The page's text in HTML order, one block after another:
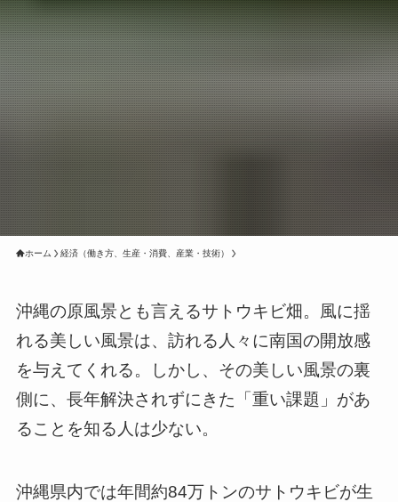
ホーム 経済（働き方、生産・消費、産業・技術）
沖縄の原風景とも言えるサトウキビ畑。風に揺
れる美しい風景は、訪れる人々に南国の開放感
を与えてくれる。しかし、その美しい風景の裏
側に、長年解決されずにきた「重い課題」があ
ることを知る人は少ない。
沖縄県内では年間約84万トンのサトウキビが生